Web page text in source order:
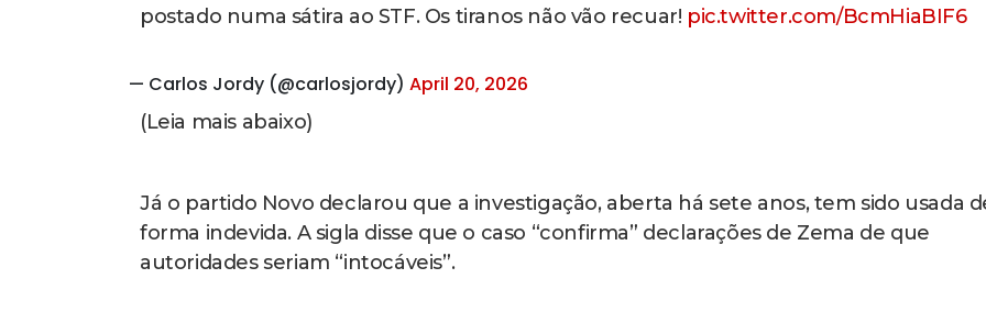
postado numa sátira ao STF. Os tiranos não vão recuar! pic.twitter.com/BcmHiaBIF6
— Carlos Jordy (@carlosjordy) April 20, 2026
(Leia mais abaixo)
Já o partido Novo declarou que a investigação, aberta há sete anos, tem sido usada
forma indevida. A sigla disse que o caso “confirma” declarações de Zema de que
autoridades seriam “intocáveis”.